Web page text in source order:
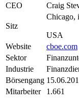
CEO
Craig
Sitz
Chicago,
USA
Website
cboe.com
Sektor
Industrie
Börsengang
Mitarbeiter
1.661